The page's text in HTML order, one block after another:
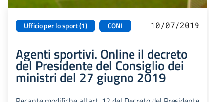
Ufficio per lo sport (1) CONI 10/07/2019
Agenti sportivi. Online il decreto
del Presidente del Consiglio dei
ministri del 27 giugno 2019